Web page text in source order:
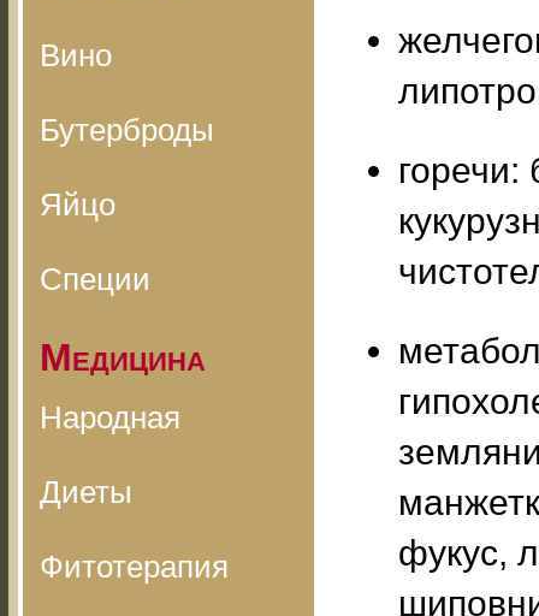
Вино
Бутерброды
Яйцо
Специи
Медицина
Народная
Диеты
Фитотерапия
горечи:
фукус,